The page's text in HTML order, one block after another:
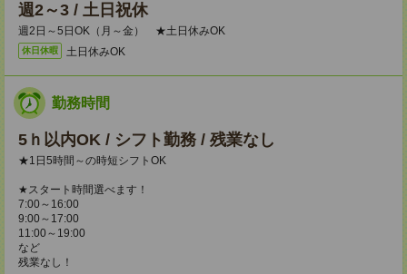
週2～3 / 土日祝休
週2日～5日OK（月～金） ★土日休みOK
休日休暇 土日休みOK
勤務時間
5ｈ以内OK / シフト勤務 / 残業なし
★1日5時間～の時短シフトOK
★スタート時間選べます！
7:00～16:00
9:00～17:00
11:00～19:00
など
残業なし！